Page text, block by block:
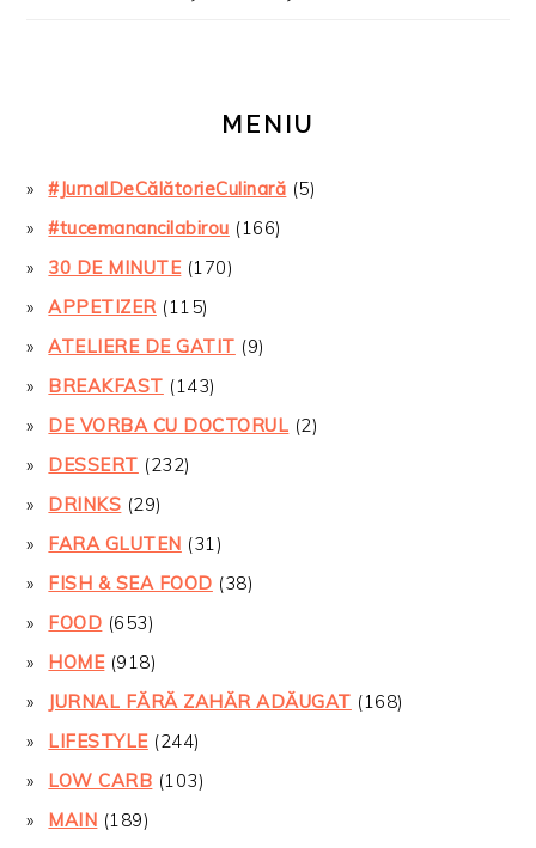
MENIU
#JurnalDeCălătorieCulinară (5)
#tucemanancilabirou (166)
30 DE MINUTE(170)
APPETIZER(115)
ATELIERE DE GATIT (9)
BREAKFAST (143)
DE VORBA CU DOCTORUL (2)
DESSERT (232)
DRINKS (29)
FARA GLUTEN (31)
FISH & SEA FOOD (38)
FOOD (653)
HOME(918)
JURNAL FĂRĂ ZAHĂR ADĂUGAT (168)
LIFESTYLE(244)
LOW CARB (103)
MAIN (189)